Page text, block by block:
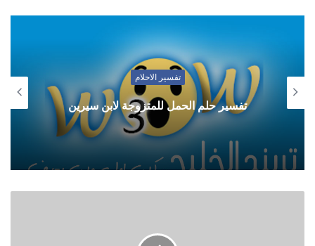
تفسير الاحلام
تفسير حلم الحمل للمتزوجة لابن سيرين